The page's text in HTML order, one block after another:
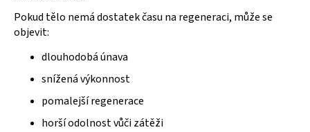
Pokud tělo nemá dostatek času na regeneraci, může se
objevit:
dlouhodobá únava
snížená výkonnost
pomalejší regenerace
horší odolnost vůči zátěži
r
u